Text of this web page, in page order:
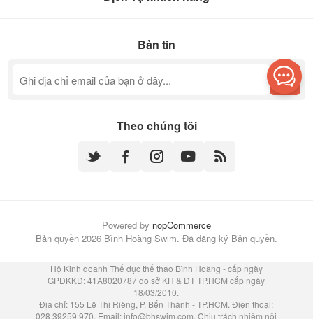
Bản tin
Theo chúng tôi
Powered by nopCommerce
Bản quyền 2026 Bình Hoàng Swim. Đã đăng ký Bản quyền.
Hộ Kinh doanh Thể dục thể thao Bình Hoàng - cấp ngày
GPDKKD: 41A8020787 do sở KH & ĐT TP.HCM cấp ngày
18/03/2010.
Địa chỉ: 155 Lê Thị Riêng, P. Bến Thành - TP.HCM. Điện thoại:
028 39259 970. Email:info@bhswim.com. Chịu trách nhiệm nội